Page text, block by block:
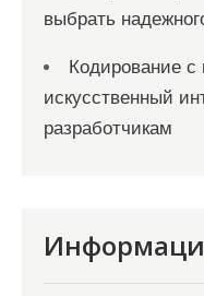
выбрать
Кодирование
искусственный
разработчикам